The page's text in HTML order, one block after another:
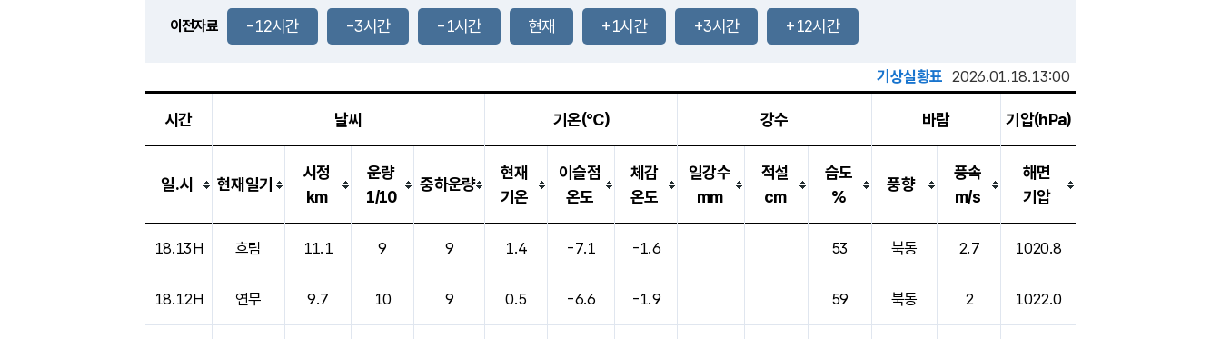
2.5m/s 8.5mm
25.1
℃
-
25.6℃
3.6m/s
-mm
-mm
이전자료 -12시간 -3시간 -1시간 현재 +1시간 +3시간 +12시간
기상실황표 2026.01.18.13:00
시간 날씨 기온(℃) 강수 바람 기압(hPa)
일.시 현재일기
시정
km
운량
1/10
중하운량
현재
기온
이슬점
온도
체감
온도
일강수
mm
적설
cm
습도
%
풍향
풍속
m/s
해면
기압
18.13H 흐림 11.1 9 9 1.4 -7.1 -1.6 53 북동 2.7 1020.8
18.12H 연무 9.7 10 9 0.5 -6.6 -1.9 59 북동 2 1022.0